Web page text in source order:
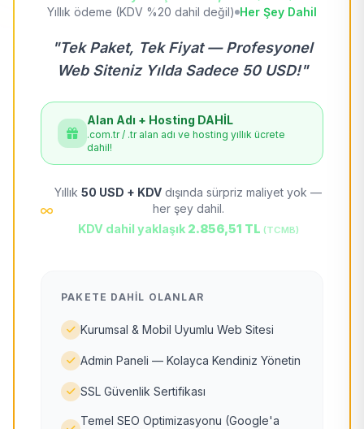
Yıllık ödeme (KDV %20 dahil değil) Her Şey Dahil
"Tek Paket, Tek Fiyat — Profesyonel
Web Siteniz Yılda Sadece 50 USD!"
Alan Adı + Hosting DAHİL
.com.tr / .tr alan adı ve hosting yıllık ücrete
dahil!
Yıllık 50 USD + KDV dışında sürpriz maliyet yok —
her şey dahil.
KDV dahil yaklaşık 2.856,51 TL (TCMB)
PAKETE DAHIL OLANLAR
Kurumsal & Mobil Uyumlu Web Sitesi
Admin Paneli — Kolayca Kendiniz Yönetin
SSL Güvenlik Sertifikası
Temel SEO Optimizasyonu (Google'a